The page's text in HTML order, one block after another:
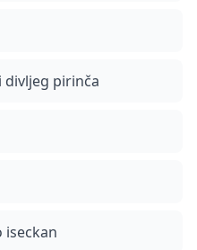
divljeg pirinča
iseckan